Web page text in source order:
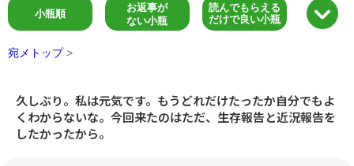
小瓶順
お返事が
ない小瓶
読んでもらえる
だけで良い小瓶
宛メトップ >
久しぶり。私は元気です。もうどれだけたったか自分でもよ
くわからないな。今回来たのはただ、生存報告と近況報告を
したかったから。